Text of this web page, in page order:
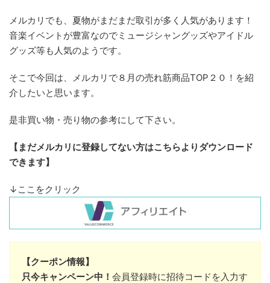
メルカリでも、夏物がまだまだ取引が多く人気があります！
音楽イベントが豊富なのでミュージシャングッズやアイドル
グッズ等も人気のようです。
そこで今回は、メルカリで８月の売れ筋商品TOP２０！を紹
介したいと思います。
是非買い物・売り物の参考にして下さい。
【まだメルカリに登録してない方はこちらよりダウンロード
できます】
↓ここをクリック
【クーポン情報】
只今キャンペーン中！ 会員登録時に招待コードを入力す